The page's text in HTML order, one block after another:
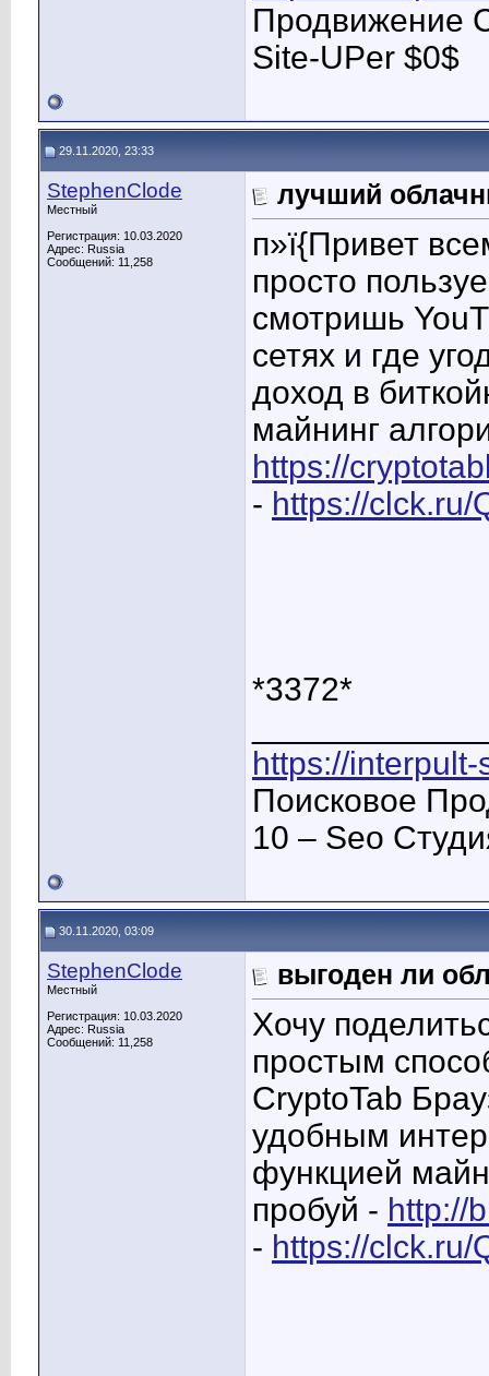
Продвижение
Site-UPer $0$
29.11.2020, 23:33
StephenClode
Местный
Регистрация: 10.03.2020
Адрес: Russia
Сообщений: 11,258
лучший
п»ї{Привет
просто
смотришь
сетях и где
доход в
майнинг
https://
- https://clck.ru/
*3372*
https://
Поисковое
10 – Seo
30.11.2020, 03:09
StephenClode
Местный
Регистрация: 10.03.2020
Адрес: Russia
Сообщений: 11,258
выгоден ли
Хочу
простым
CryptoTab
удобным
функцией
пробуй - http://
- https://clck.ru/